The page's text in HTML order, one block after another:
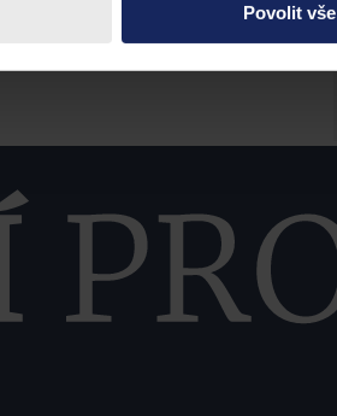
Povolit vše